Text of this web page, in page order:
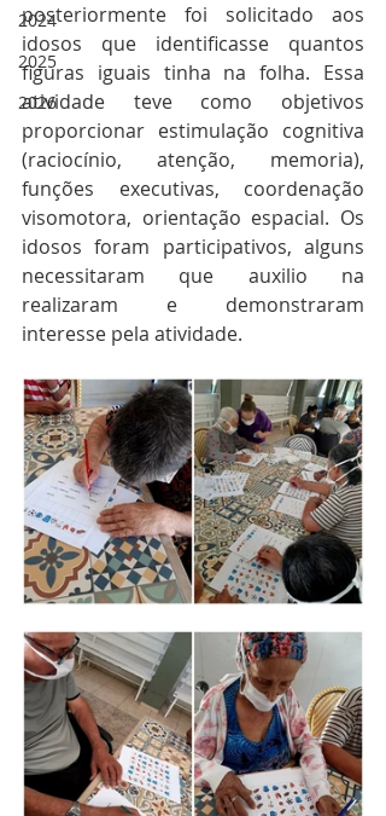
2024
2025
2026
posteriormente foi solicitado aos
idosos que identificasse quantos
figuras iguais tinha na folha. Essa
atividade teve como objetivos
proporcionar estimulação cognitiva
(raciocínio, atenção, memoria),
funções executivas, coordenação
visomotora, orientação espacial. Os
idosos foram participativos, alguns
necessitaram que auxilio na
realizaram e demonstraram
interesse pela atividade.